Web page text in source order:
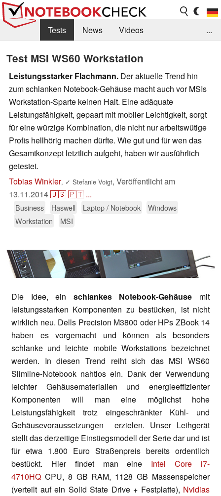
Tests News
Videos
Kaufberatung
Deals Suche
Jobs
Forum
...
Test MSI WS60 Workstation
Leistungsstarker Flachmann. Der aktuelle Trend hin
zum schlanken Notebook-Gehäuse macht auch vor MSIs
Workstation-Sparte keinen Halt. Eine adäquate
Leistungsfähigkeit, gepaart mit mobiler Leichtigkeit, sorgt
für eine würzige Kombination, die nicht nur arbeitswütige
Profis hellhörig machen dürfte. Wie gut und für wen das
Gesamtkonzept letztlich aufgeht, haben wir ausführlich
getestet.
Tobias Winkler, ✓ Stefanie Voigt, Veröffentlicht am
13.11.2014🇺🇸🇵🇹 ...
Business Haswell Laptop / Notebook
Windows
Workstation
MSI
Die Idee, ein schlankes Notebook-Gehäuse mit
leistungsstarken Komponenten zu bestücken, ist nicht
wirklich neu. Dells Precision M3800 oder HPs ZBook 14
haben es vorgemacht und können als besonders
schlanke und leichte mobile Workstations bezeichnet
werden. In diesen Trend reiht sich das MSI WS60
Slimline-Notebook nahtlos ein. Dank der Verwendung
leichter Gehäusematerialien und energieeffizienter
Komponenten will man eine möglichst hohe
Leistungsfähigkeit trotz eingeschränkter Kühl- und
Gehäusevoraussetzungen erzielen. Unser Leihgerät
stellt das derzeitige Einstiegsmodell der Serie dar und ist
für etwa 1.800 Euro Straßenpreis bereits ordentlich
bestückt. Hier findet man eine Intel Core i7-
4710HQ CPU, 8 GB RAM, 1128 GB Massenspeicher
(verteilt auf ein Solid State Drive + Festplatte), Nvidias